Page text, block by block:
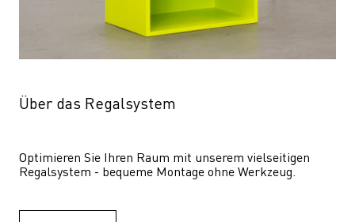
Über das Regalsystem
Optimieren Sie Ihren Raum mit unserem vielseitigen
Regalsystem - bequeme Montage ohne Werkzeug.